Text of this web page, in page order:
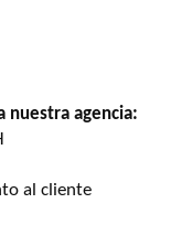
nuestra agencia:
al cliente